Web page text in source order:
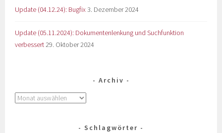
Update (04.12.24): Bugfix 3. Dezember 2024
Update (05.11.2024): Dokumentenlenkung und Suchfunktion
verbessert29. Oktober 2024
Archiv
Schlagwörter